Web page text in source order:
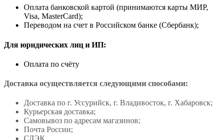
Оплата банковской картой (принимаются карты МИР,
Visa, MasterCard);
Переводом на счет в Российском банке (Сбербанк);
Для юридических лиц и ИП:
Оплата по счёту
Доставка осуществляется следующими способами:
Доставка по г. Уссурийск, г. Владивосток, г. Хабаровск;
Курьерская доставка;
Самовывоз по адресам магазинов;
Почта России;